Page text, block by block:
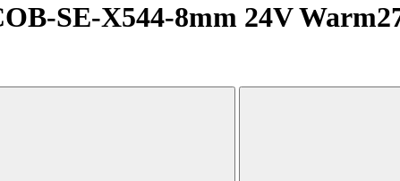
SE-X544-8mm 24V